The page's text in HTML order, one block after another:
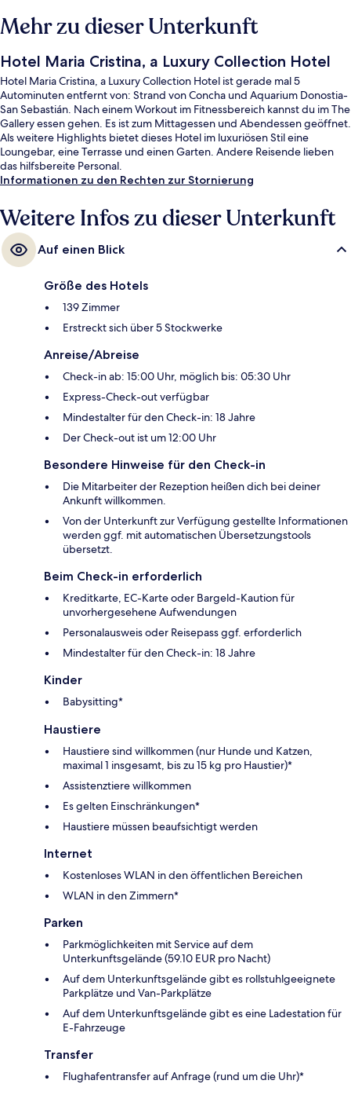
Mehr zu dieser Unterkunft
Hotel Maria Cristina, a Luxury Collection Hotel
Hotel Maria Cristina, a Luxury Collection Hotel ist gerade mal 5
Autominuten entfernt von: Strand von Concha und Aquarium Donostia-
San Sebastián. Nach einem Workout im Fitnessbereich kannst du im The
Gallery essen gehen. Es ist zum Mittagessen und Abendessen geöffnet.
Als weitere Highlights bietet dieses Hotel im luxuriösen Stil eine
Loungebar, eine Terrasse und einen Garten. Andere Reisende lieben
das hilfsbereite Personal.
Informationen zu den Rechten zur Stornierung
Weitere Infos zu dieser Unterkunft
Auf einen Blick
Größe des Hotels
139 Zimmer
Erstreckt sich über 5 Stockwerke
Anreise/Abreise
Check-in ab: 15:00 Uhr, möglich bis: 05:30 Uhr
Express-Check-out verfügbar
Mindestalter für den Check-in: 18 Jahre
Der Check-out ist um 12:00 Uhr
Besondere Hinweise für den Check-in
Die Mitarbeiter der Rezeption heißen dich bei deiner
Ankunft willkommen.
Von der Unterkunft zur Verfügung gestellte Informationen
werden ggf. mit automatischen Übersetzungstools
übersetzt.
Beim Check-in erforderlich
Kreditkarte, EC-Karte oder Bargeld-Kaution für
unvorhergesehene Aufwendungen
Personalausweis oder Reisepass ggf. erforderlich
Mindestalter für den Check-in: 18 Jahre
Kinder
Babysitting*
Haustiere
Haustiere sind willkommen (nur Hunde und Katzen,
maximal 1 insgesamt, bis zu 15 kg pro Haustier)*
Assistenztiere willkommen
Es gelten Einschränkungen*
Haustiere müssen beaufsichtigt werden
Internet
Kostenloses WLAN in den öffentlichen Bereichen
WLAN in den Zimmern*
Parken
Parkmöglichkeiten mit Service auf dem
Unterkunftsgelände (59.10 EUR pro Nacht)
Auf dem Unterkunftsgelände gibt es rollstuhlgeeignete
Parkplätze und Van-Parkplätze
Auf dem Unterkunftsgelände gibt es eine Ladestation für
E-Fahrzeuge
Transfer
Flughafentransfer auf Anfrage (rund um die Uhr)*